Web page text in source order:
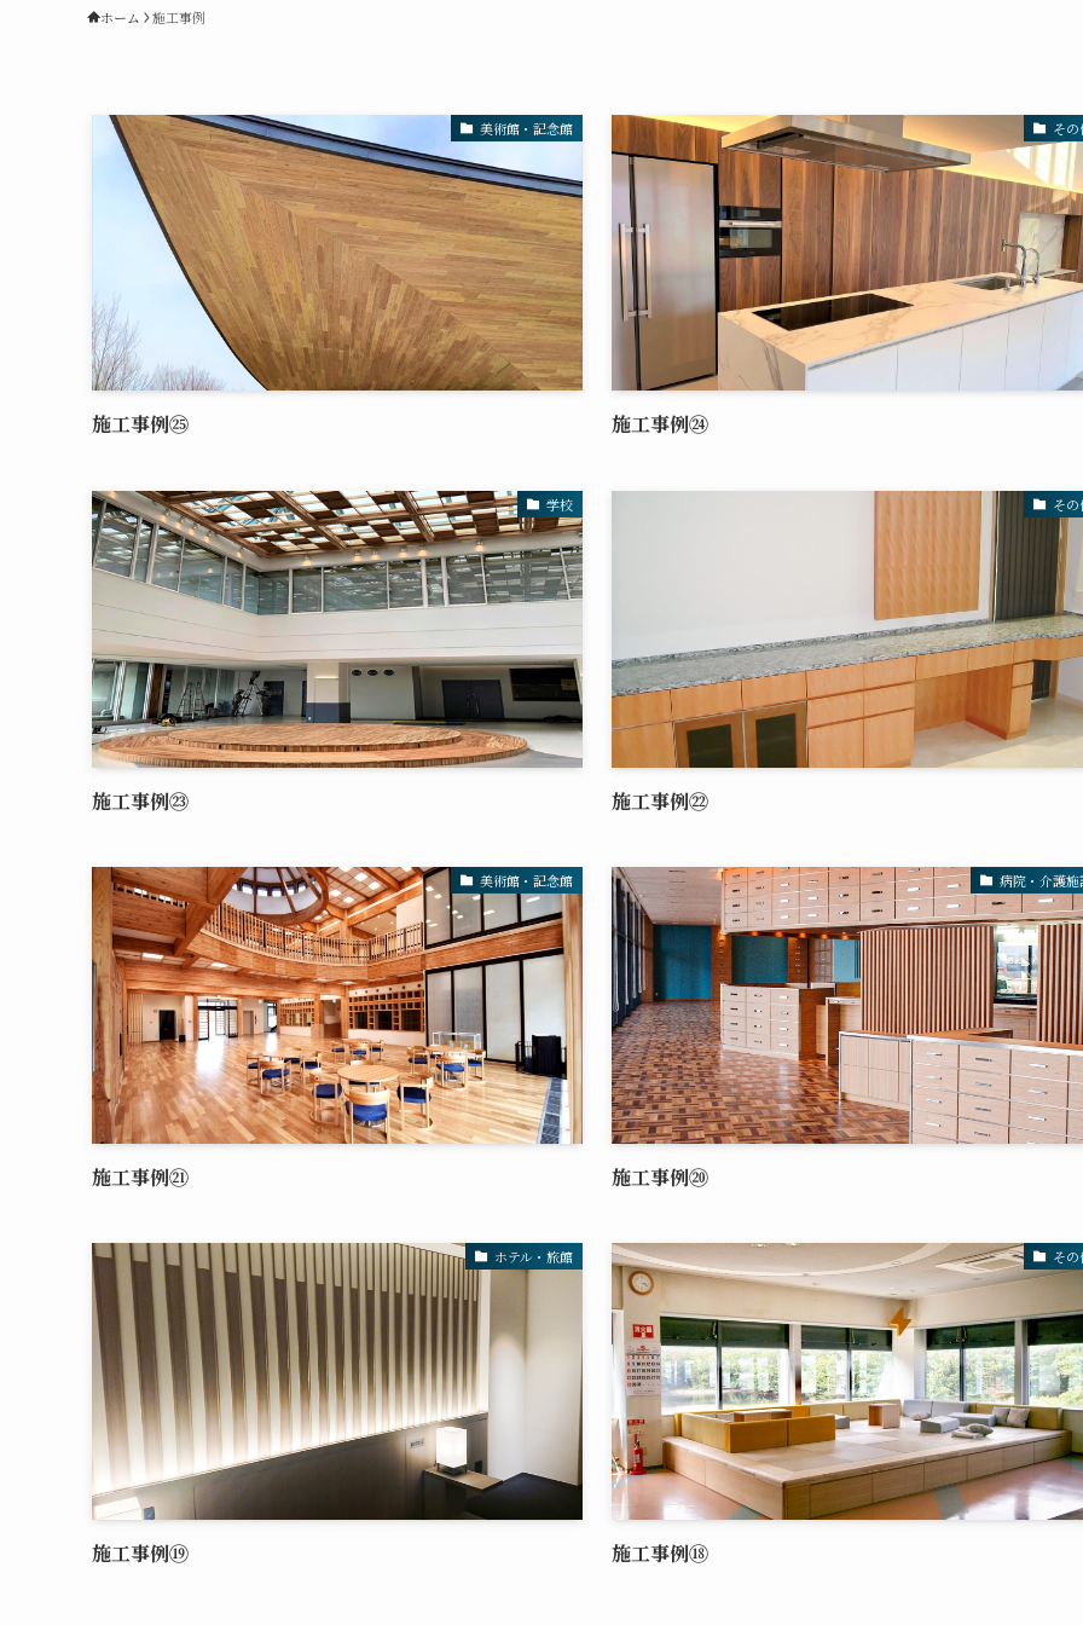
ホーム 施工事例
美術館・記念館
施工事例㉕
その
施工事例㉔
学校
施工事例㉓
その
施工事例㉒
美術館・記念館
施工事例㉑
病院・介護施
施工事例⑳
ホテル・旅館
施工事例⑲
その
施工事例⑱